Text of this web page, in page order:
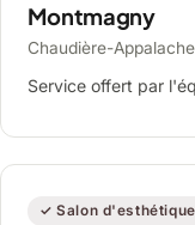
Montmagny
Chaudière-
Service offert par
✓ Salon